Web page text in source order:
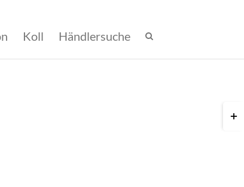
Koll Händlersuche